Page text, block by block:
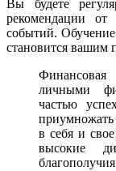
Вы будете
рекомендации от
событий.
становится вашим
Финансовая
личными
частью
приумножать
в себя и
высокие